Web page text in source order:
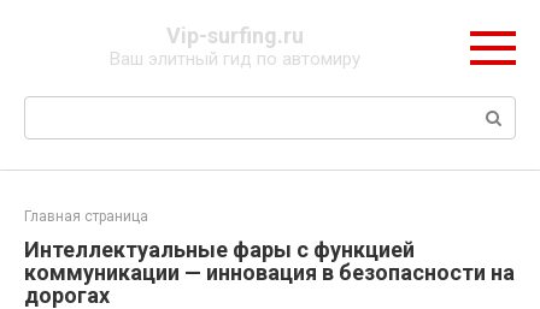
Vip-surfing.ru
Ваш элитный гид по автомиру
Поиск:
Главная страница
Интеллектуальные фары с функцией
коммуникации — инновация в безопасности на
дорогах